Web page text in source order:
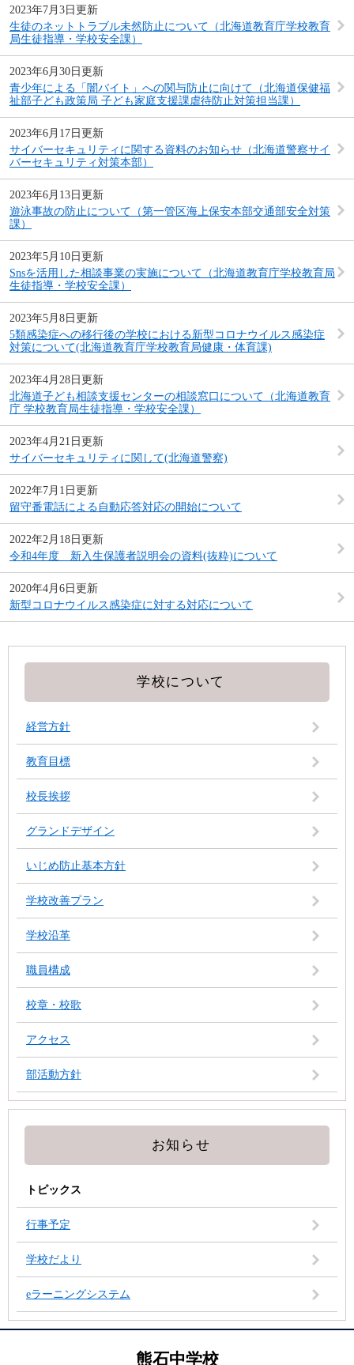
2023年7月3日更新
生徒のネットトラブル未然防止について（北海道教育庁学校教育
局生徒指導・学校安全課）
2023年6月30日更新
青少年による「闇バイト」への関与防止に向けて（北海道保健福
祉部子ども政策局 子ども家庭支援課虐待防止対策担当課）
2023年6月17日更新
サイバーセキュリティに関する資料のお知らせ（北海道警察サイ
バーセキュリティ対策本部）
2023年6月13日更新
遊泳事故の防止について（第一管区海上保安本部交通部安全対策
課）
2023年5月10日更新
Snsを活用した相談事業の実施について（北海道教育庁学校教育局
生徒指導・学校安全課）
2023年5月8日更新
5類感染症への移行後の学校における新型コロナウイルス感染症
対策について(北海道教育庁学校教育局健康・体育課)
2023年4月28日更新
北海道子ども相談支援センターの相談窓口について（北海道教育
庁 学校教育局生徒指導・学校安全課）
2023年4月21日更新
サイバーセキュリティに関して(北海道警察)
2022年7月1日更新
留守番電話による自動応答対応の開始について
2022年2月18日更新
令和4年度 新入生保護者説明会の資料(抜粋)について
2020年4月6日更新
新型コロナウイルス感染症に対する対応について
学校について
経営方針
教育目標
校長挨拶
グランドデザイン
いじめ防止基本方針
学校改善プラン
学校沿革
職員構成
校章・校歌
アクセス
部活動方針
お知らせ
トピックス
行事予定
学校だより
eラーニングシステム
熊石中学校